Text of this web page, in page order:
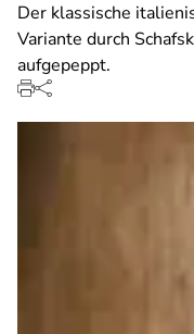
Der klassische
Variante durch
aufgepeppt.